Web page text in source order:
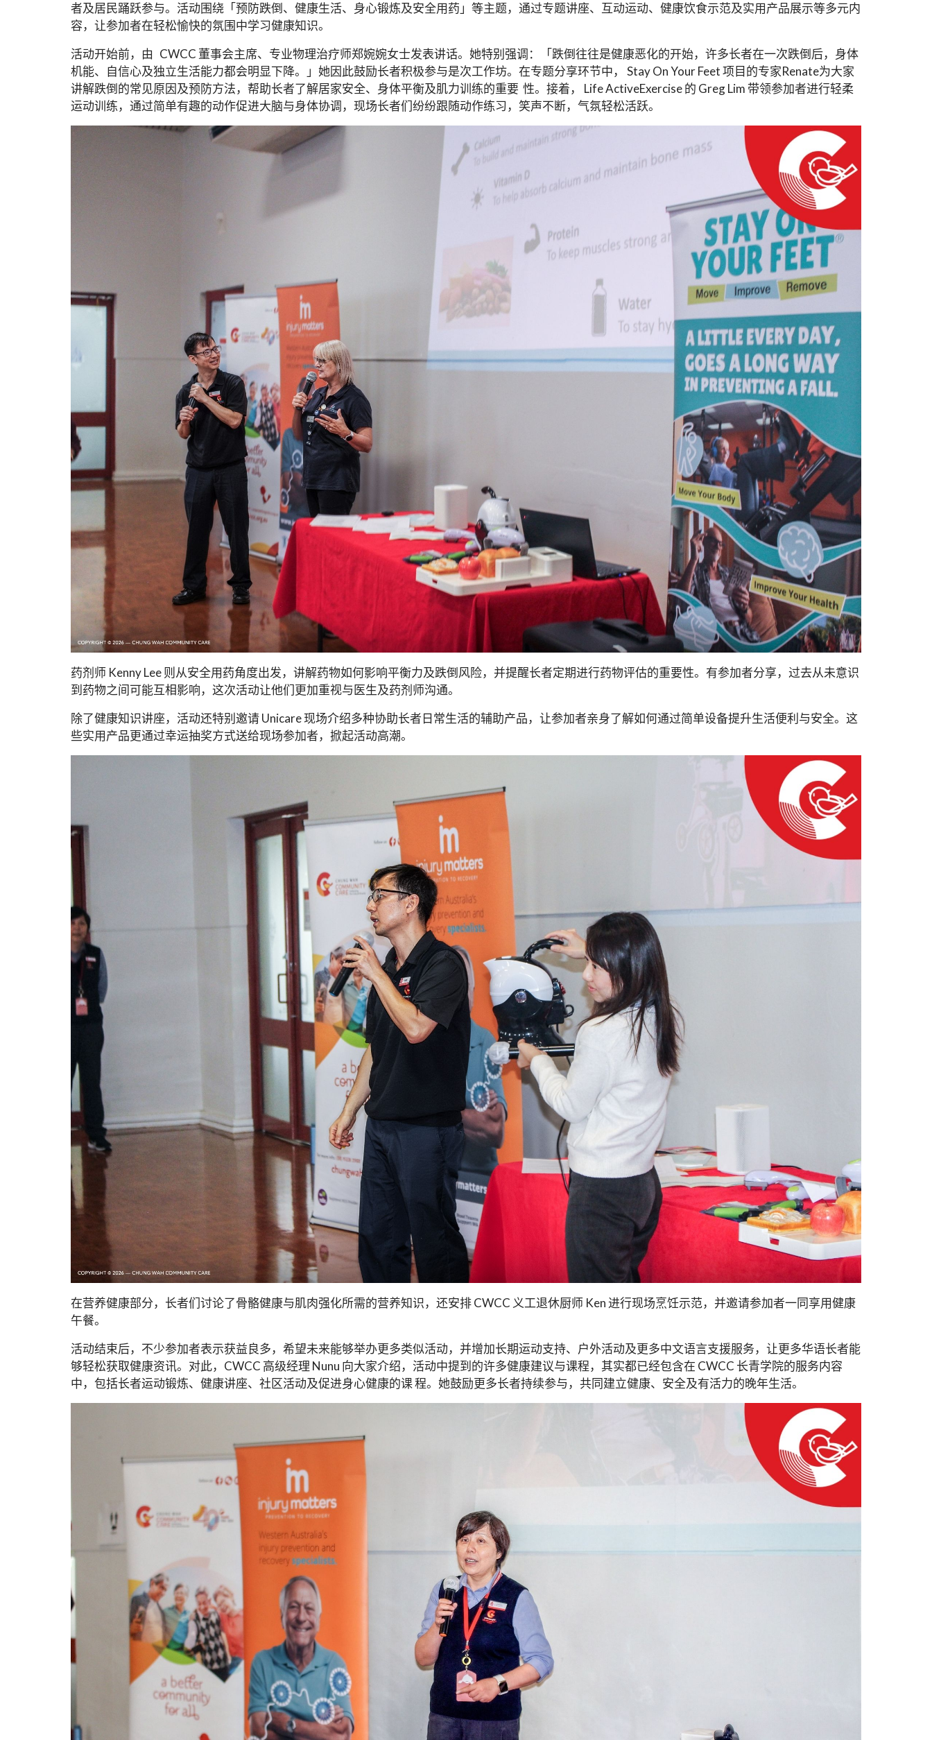
者及居民踊跃参与。活动围绕「预防跌倒、健康生活、身心锻炼及安全用药」等主题，通过专题讲座、互动运动、健康饮食示范及实用产品展示等多元内
容，让参加者在轻松愉快的氛围中学习健康知识。
活动开始前，由 CWCC 董事会主席、专业物理治疗师郑婉婉女士发表讲话。她特别强调：「跌倒往往是健康恶化的开始，许多长者在一次跌倒后，身体
机能、自信心及独立生活能力都会明显下降。」她因此鼓励长者积极参与是次工作坊。在专题分享环节中， Stay On Your Feet 项目的专家Renate为大家
讲解跌倒的常见原因及预防方法，帮助长者了解居家安全、身体平衡及肌力训练的重要 性。接着， Life ActiveExercise 的 Greg Lim 带领参加者进行轻柔
运动训练，通过简单有趣的动作促进大脑与身体协调，现场长者们纷纷跟随动作练习，笑声不断，气氛轻松活跃。
药剂师 Kenny Lee 则从安全用药角度出发，讲解药物如何影响平衡力及跌倒风险，并提醒长者定期进行药物评估的重要性。有参加者分享，过去从未意识
到药物之间可能互相影响，这次活动让他们更加重视与医生及药剂师沟通。
除了健康知识讲座，活动还特别邀请 Unicare 现场介绍多种协助长者日常生活的辅助产品，让参加者亲身了解如何通过简单设备提升生活便利与安全。这
些实用产品更通过幸运抽奖方式送给现场参加者，掀起活动高潮。
在营养健康部分，长者们讨论了骨骼健康与肌肉强化所需的营养知识，还安排 CWCC 义工退休厨师 Ken 进行现场烹饪示范，并邀请参加者一同享用健康
午餐。
活动结束后，不少参加者表示获益良多，希望未来能够举办更多类似活动，并增加长期运动支持、户外活动及更多中文语言支援服务，让更多华语长者能
够轻松获取健康资讯。对此，CWCC 高级经理 Nunu 向大家介绍，活动中提到的许多健康建议与课程，其实都已经包含在 CWCC 长青学院的服务内容
中，包括长者运动锻炼、健康讲座、社区活动及促进身心健康的课 程。她鼓励更多长者持续参与，共同建立健康、安全及有活力的晚年生活。